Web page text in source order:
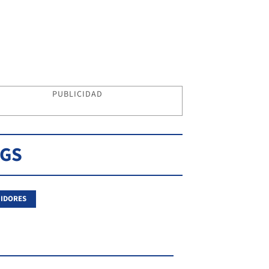
PUBLICIDAD